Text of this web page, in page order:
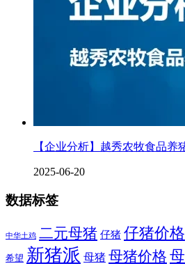
【企业分析】越秀农牧食品养
2025-06-20
数据标签
中华土鸡 二元母猪 仔猪 仔猪价格
希望 新猪派 母猪 母猪价格